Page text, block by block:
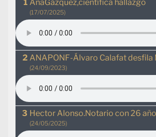
AnaGázquez,científica hallazgo
(17/07/2025)
ANAPONF-Álvaro Calafat desfila
(24/09/2023)
Hector Alonso.Notario con 26
(24/05/2025)